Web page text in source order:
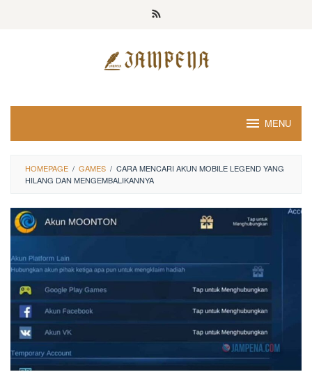
MENU
HOMEPAGE / GAMES / CARA MENCARI AKUN MOBILE LEGEND YANG
HILANG DAN MENGEMBALIKANNYA